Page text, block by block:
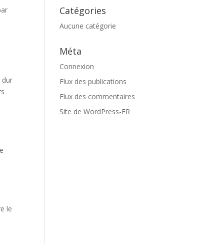
dur
le
Catégories
Aucune catégorie
Méta
Connexion
Flux des publications
Flux des commentaires
Site de WordPress-FR